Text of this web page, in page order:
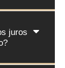
juros